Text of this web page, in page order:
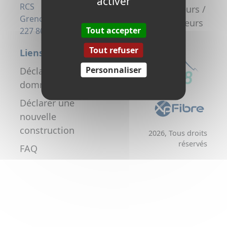
RCS
Grenoble 823
227 806
la fibre
Promoteurs /
Aménageurs
Liens utiles
Déclarer un
dommage réseau
Déclarer une
nouvelle
construction
FAQ
2026, Tous droits
réservés
Tout accepter
Tout refuser
Personnaliser